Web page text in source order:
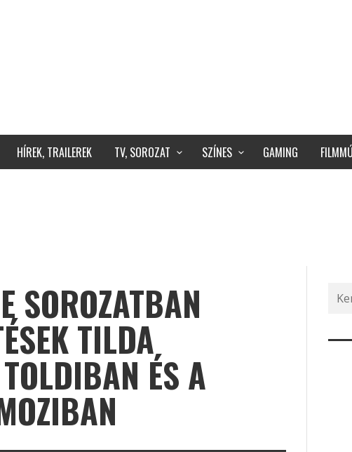
HÍREK, TRAILEREK TV, SOROZAT SZÍNES GAMING
SOROZATBAN
TILDA
ÉS A
for: